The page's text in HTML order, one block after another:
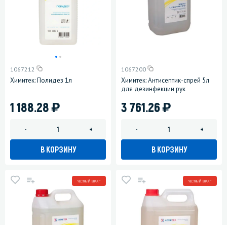
1067212
Химитек: Полидез 1л
1 188.28)
- +
В КОРЗИНУ
1067200
Химитек: Антисептик-спрей 5л
для дезинфекции рук
3 761.26)
- +
В КОРЗИНУ
ЧЕСТНЫЙ ЗНАК * ЧЕСТНЫЙ ЗНАК *